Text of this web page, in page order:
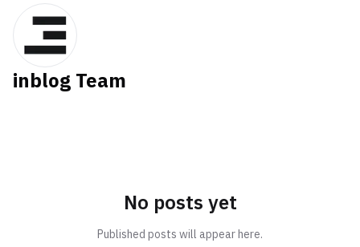
inblog Team
No posts yet
Published posts will appear here.